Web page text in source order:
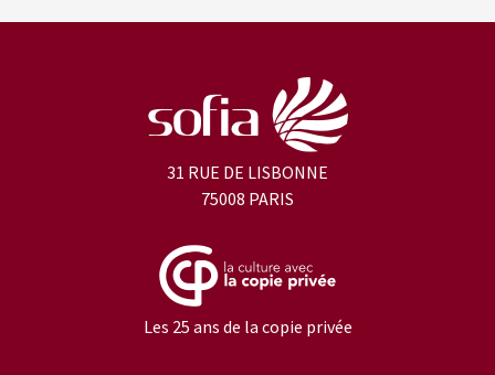
31 RUE DE LISBONNE
75008 PARIS
Les 25 ans de la copie privée